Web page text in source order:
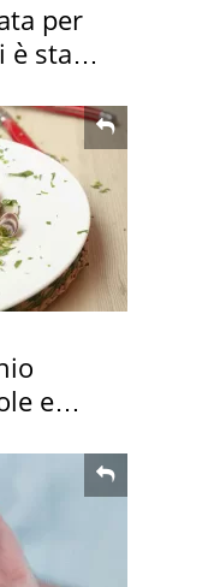
per
è stata
e